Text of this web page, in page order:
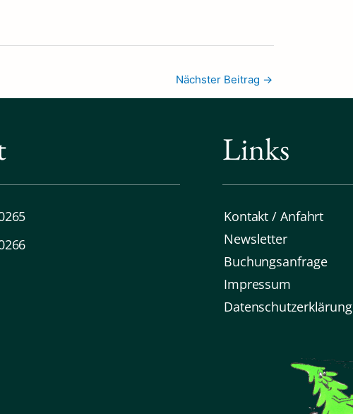
Nächster Beitrag →
Links
Kontakt / Anfahrt
Newsletter
Buchungsanfrage
Impressum
Datenschutz­erklärung